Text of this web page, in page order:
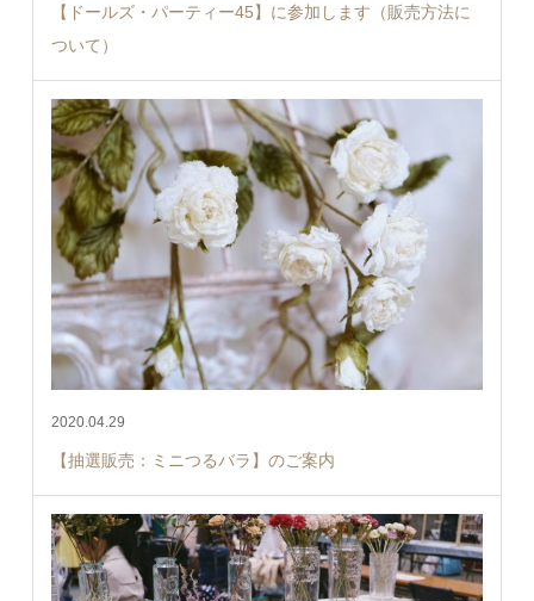
【ドールズ・パーティー45】に参加します（販売方法に
ついて）
2020.04.29
【抽選販売：ミニつるバラ】のご案内